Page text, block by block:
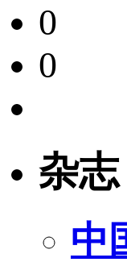
0
0
杂志
中